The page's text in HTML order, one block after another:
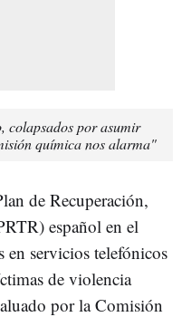
colapsados por asumir
química nos alarma"
de Recuperación,
español en el
servicios telefónicos
de violencia
por la Comisión